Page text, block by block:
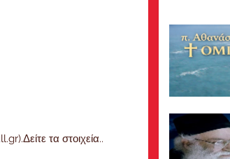
τα στοιχεία..